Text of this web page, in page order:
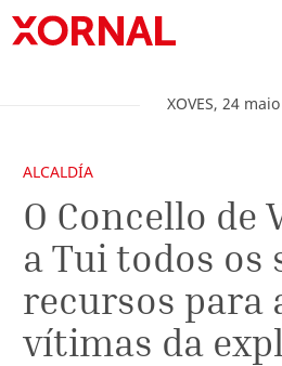
XOVES, 24 maio
ALCALDÍA
O Concello de
a Tui todos os
recursos para
vítimas da